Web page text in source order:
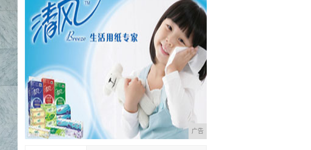
广告